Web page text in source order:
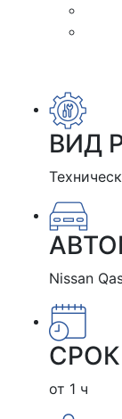
ВИД
Nissan
от 1 ч